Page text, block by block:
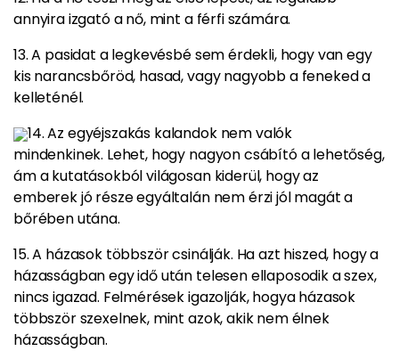
annyira izgató a nő, mint a férfi számára.
13. A pasidat a legkevésbé sem érdekli, hogy van egy
kis narancsbőröd, hasad, vagynagyobb a feneked a
kelleténél.
14. Az egyéjszakás kalandoknem valók
mindenkinek. Lehet, hogy nagyon csábító a lehetőség,
ám a kutatásokból világosan kiderül, hogy az
emberek jó része egyáltalán nem érzi jól magát a
bőrében utána.
15. A házasok többször csinálják. Ha azt hiszed, hogy a
házasságban egy idő után telesen ellaposodik a szex,
nincs igazad. Felmérések igazolják, hogya házasok
többször szexelnek, mint azok, akik nem élnek
házasságban.